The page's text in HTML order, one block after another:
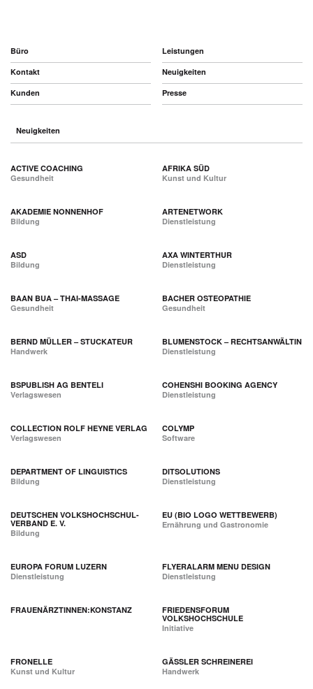
Büro
Leistungen
Kontakt
Neuigkeiten
Kunden
Presse
Neuigkeiten
ACTIVE COACHING
Gesundheit
AFRIKA SÜD
Kunst und Kultur
AKADEMIE NONNENHOF
Bildung
ARTENETWORK
Dienstleistung
ASD
Bildung
AXA WINTERTHUR
Dienstleistung
BAAN BUA – THAI-MASSAGE
Gesundheit
BACHER OSTEOPATHIE
Gesundheit
BERND MÜLLER – STUCKATEUR
Handwerk
BLUMENSTOCK – RECHTSANWÄLTIN
Dienstleistung
BSPUBLISH AG BENTELI
Verlagswesen
COHENSHI BOOKING AGENCY
Dienstleistung
COLLECTION ROLF HEYNE VERLAG
Verlagswesen
COLYMP
Software
DEPARTMENT OF LINGUISTICS
Bildung
DITSOLUTIONS
Dienstleistung
DEUTSCHEN VOLKSHOCHSCHUL-
VERBAND E. V.
Bildung
EU (BIO LOGO WETTBEWERB)
Ernährung und Gastronomie
EUROPA FORUM LUZERN
Dienstleistung
FLYERALARM MENU DESIGN
Dienstleistung
FRAUENÄRZTINNEN:KONSTANZ
FRIEDENSFORUM
VOLKSHOCHSCHULE
Initiative
FRONELLE
Kunst und Kultur
GÄSSLER SCHREINEREI
Handwerk